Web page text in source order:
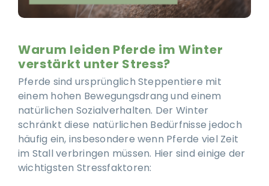
Warum leiden Pferde im Winter
verstärkt unter Stress?
Pferde sind ursprünglich Steppentiere mit
einem hohen Bewegungsdrang und einem
natürlichen Sozialverhalten. Der Winter
schränkt diese natürlichen Bedürfnisse jedoch
häufig ein, insbesondere wenn Pferde viel Zeit
im Stall verbringen müssen. Hier sind einige der
wichtigsten Stressfaktoren: